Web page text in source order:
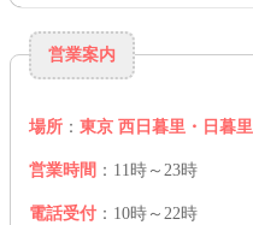
営業案内
場所 ： 東京 西日暮里・日暮里
営業時間 ：11時～23時
電話受付 ：10時～22時